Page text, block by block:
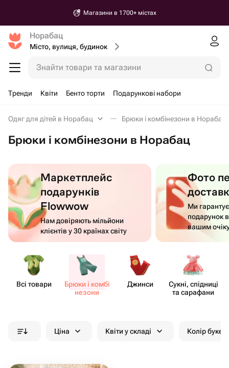
Магазини в 1700+ містах
Норабац
Місто, вулиця, будинок
Знайти товари та магазини
Тренди Квіти Бенто торти Подарункові набори
Одяг для дітей в Норабац Брюки і комбінезони в Норабац
Брюки і комбінезони в Норабац
Маркетплейс
подарунків
Flowwow
Нам довіряють мільйони
клієнтів у 30 країнах світу
Фото
Ми
подарунок
вашим
Всі товари
Брюки і комбі​
незони
Джинси
Сукні, спідниці
та сарафани
Ціна Квіти у складі Колір